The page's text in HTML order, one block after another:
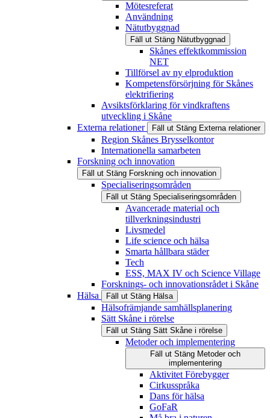
Mötesreferat
Användning
Nätutbyggnad
Fäll ut Stäng Nätutbyggnad
Skånes effektkommission
NET
Tillförsel av ny elproduktion
Kompetensförsörjning för Skånes
elektrifiering
Avsiktsförklaring för vindkraftens
utveckling i Skåne
Externa relationer
Fäll ut Stäng Externa relationer
Region Skånes Brysselkontor
Internationella samarbeten
Forskning och innovation
Fäll ut Stäng Forskning och innovation
Specialiseringsområden
Fäll ut Stäng Specialiseringsområden
Avancerade material och
tillverkningsindustri
Livsmedel
Life science och hälsa
Smarta hållbara städer
Tech
ESS, MAX IV och Science Village
Forsknings- och innovationsrådet i Skåne
Hälsa
Fäll ut Stäng Hälsa
Hälsofrämjande samhällsplanering
Sätt Skåne i rörelse
Fäll ut Stäng Sätt Skåne i rörelse
Metoder och implementering
Fäll ut Stäng Metoder och
implementering
Aktivitet Förebygger
Cirkusspråka
Dans för hälsa
GoFaR